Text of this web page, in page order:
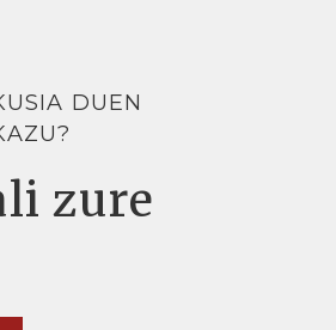
DUEN
zure